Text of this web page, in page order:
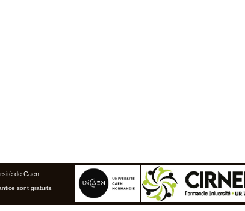
de Caen
sont gratuits.